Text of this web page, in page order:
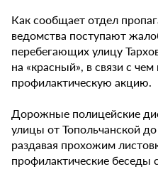
Как сообщает отдел
ведомства поступают
перебегающих улицу
на «красный», в связи с
профилактическую акцию.
Дорожные полицейские
улицы от Топольчанской
раздавая прохожим
профилактические беседы